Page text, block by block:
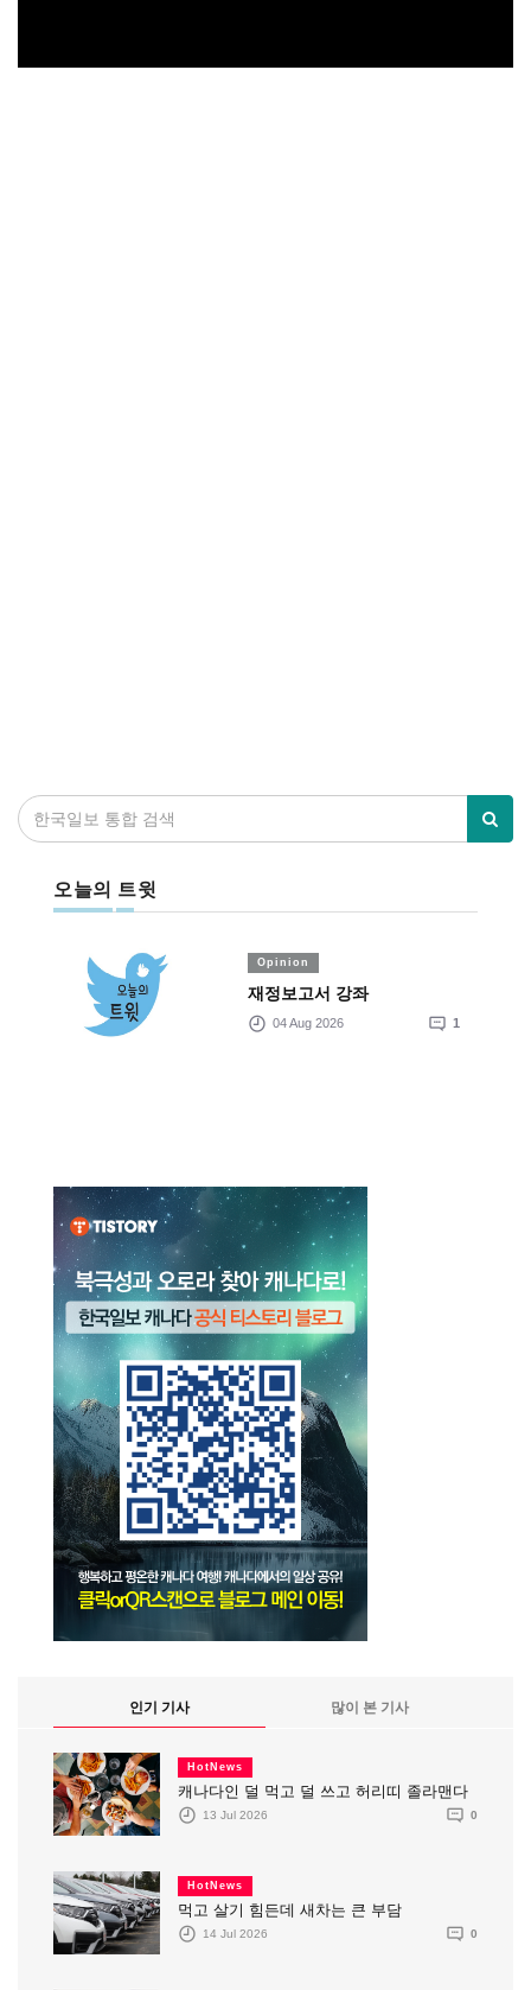
오늘의 트윗
Opinion
재정보고서 강좌
04 Aug 2026 1
인기 기사 많이 본 기사
HotNews
캐나다인 덜 먹고 덜 쓰고 허리띠 졸라맨다
13 Jul 2026 0
HotNews
먹고 살기 힘든데 새차는 큰 부담
14 Jul 2026 0